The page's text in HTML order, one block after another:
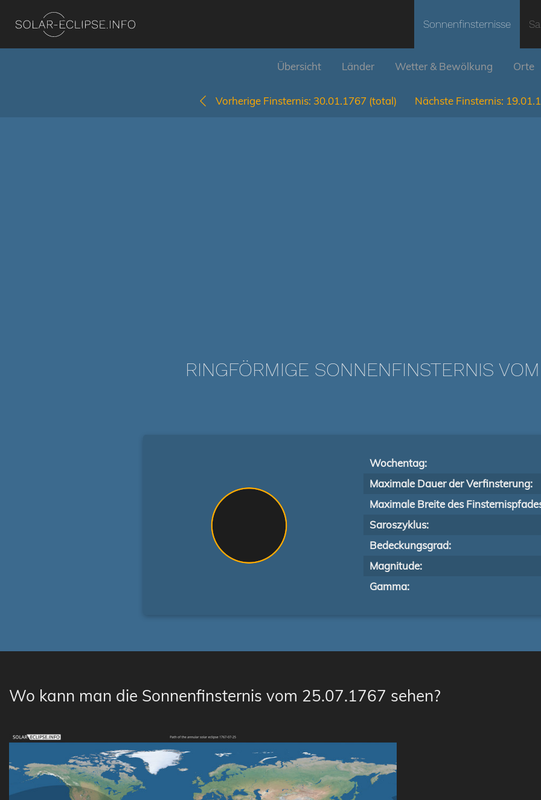
Sonnenfinsternisse
Übersicht Länder Wetter & Bewölkung Orte
Vorherige Finsternis: 30.01.1767 (total) Nächste Finsternis:
RINGFÖRMIGE SONNENFINSTERNIS
Wochentag:
Maximale Dauer der Verfinsterung:
Maximale Breite des
Saroszyklus:
Bedeckungsgrad:
Magnitude:
Gamma:
Wo kann man die Sonnenfinsternis vom 25.07.1767 sehen?